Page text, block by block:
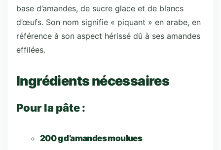
base d’amandes, de sucre glace et de blancs
d’œufs. Son nom signifie « piquant » en arabe, en
référence à son aspect hérissé dû à ses amandes
effilées.
Ingrédients nécessaires
Pour la pâte :
200 g d’amandes moulues